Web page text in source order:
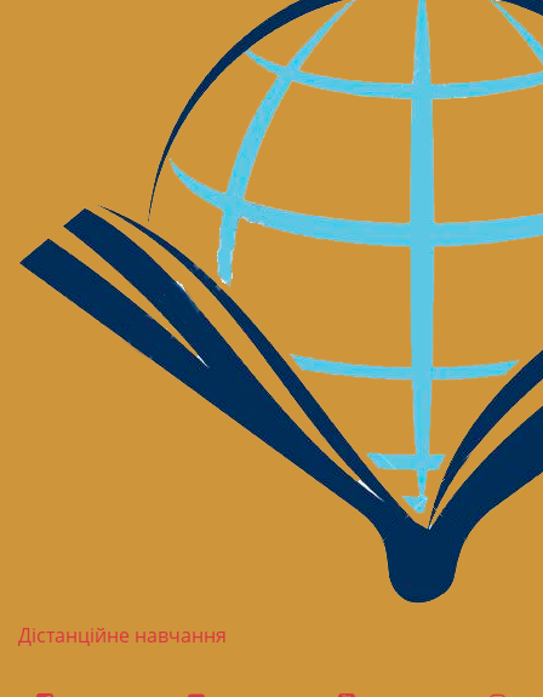
Дістанційне навчання